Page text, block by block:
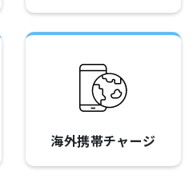
海外携帯チャージ